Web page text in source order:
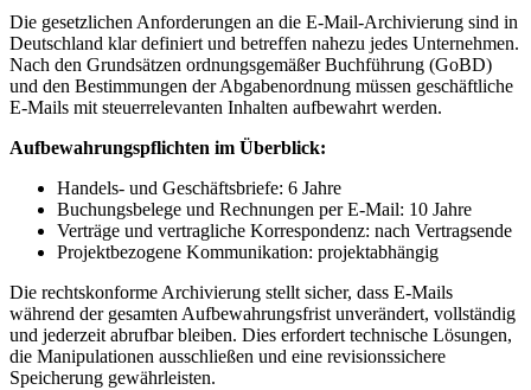
Die gesetzlichen Anforderungen an die E-Mail-Archivierung sind in
Deutschland klar definiert und betreffen nahezu jedes Unternehmen.
Nach den Grundsätzen ordnungsgemäßer Buchführung (GoBD)
und den Bestimmungen der Abgabenordnung müssen geschäftliche
E-Mails mit steuerrelevanten Inhalten aufbewahrt werden.
Aufbewahrungspflichten im Überblick:
Handels- und Geschäftsbriefe: 6 Jahre
Buchungsbelege und Rechnungen per E-Mail: 10 Jahre
Verträge und vertragliche Korrespondenz: nach Vertragsende
Projektbezogene Kommunikation: projektabhängig
Die rechtskonforme Archivierung stellt sicher, dass E-Mails
während der gesamten Aufbewahrungsfrist unverändert, vollständig
und jederzeit abrufbar bleiben. Dies erfordert technische Lösungen,
die Manipulationen ausschließen und eine revisionssichere
Speicherung gewährleisten.